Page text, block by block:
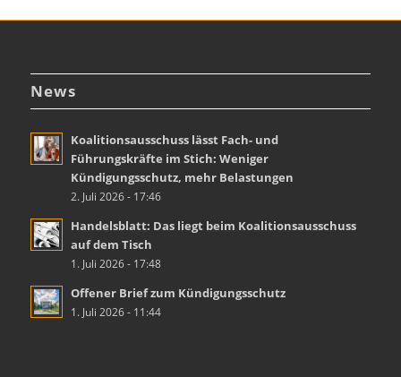
News
Koalitionsausschuss lässt Fach- und
Führungskräfte im Stich: Weniger
Kündigungsschutz, mehr Belastungen
2. Juli 2026 - 17:46
Handelsblatt: Das liegt beim Koalitionsausschuss
auf dem Tisch
1. Juli 2026 - 17:48
Offener Brief zum Kündigungsschutz
1. Juli 2026 - 11:44